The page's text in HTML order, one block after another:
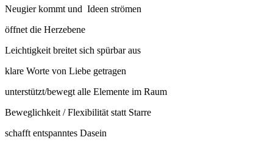
Neugier kommt und Ideen strömen
öffnet die Herzebene
Leichtigkeit breitet sich spürbar aus
klare Worte von Liebe getragen
unterstützt/bewegt alle Elemente im Raum
Beweglichkeit / Flexibilität statt Starre
schafft entspanntes Dasein